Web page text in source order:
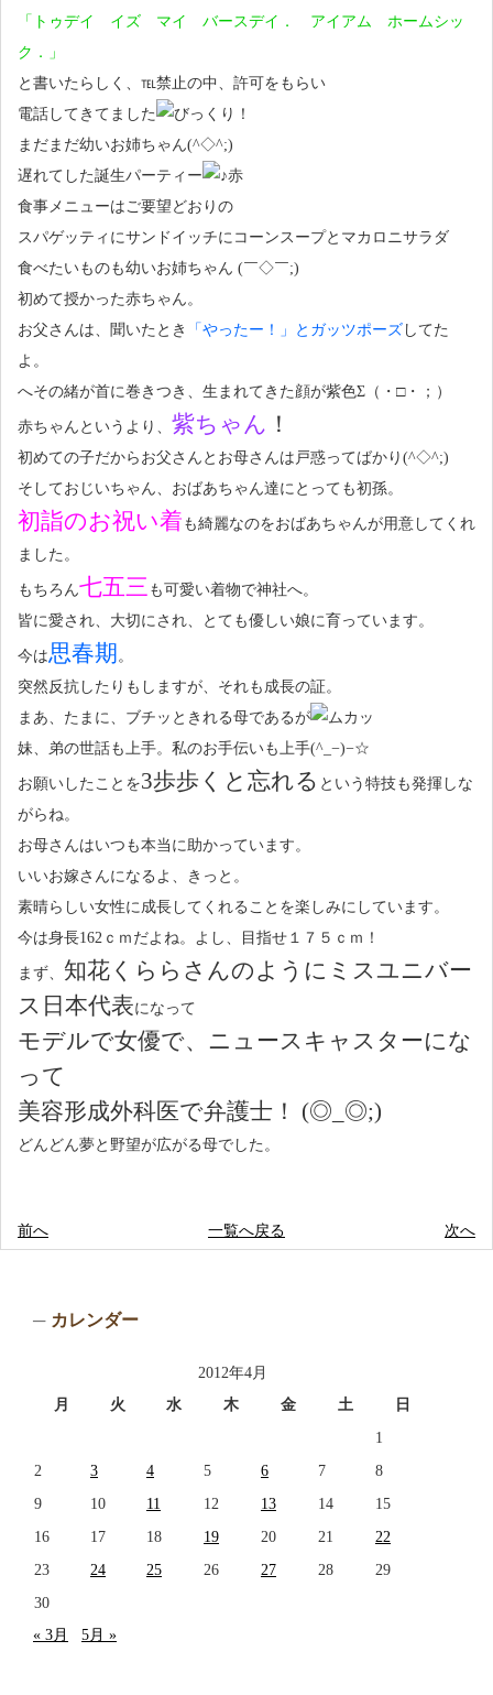
「トゥデイ イズ マイ バースデイ． アイアム ホームシッ
ク．」
と書いたらしく、℡禁止の中、許可をもらい
電話してきてました
まだまだ幼いお姉ちゃん(^◇^;)
遅れてした誕生パーティー
食事メニューはご要望どおりの
スパゲッティにサンドイッチにコーンスープとマカロニサラダ
食べたいものも幼いお姉ちゃん (￣◇￣;)
初めて授かった赤ちゃん。
お父さんは、聞いたとき
「やったー！」とガッツポーズ してた
よ。
へその緒が首に巻きつき、生まれてきた顔が紫色Σ（・□・；）
赤ちゃんというより、 紫ちゃん ！
初めての子だからお父さんとお母さんは戸惑ってばかり(^◇^;)
そしておじいちゃん、おばあちゃん達にとっても初孫。
初詣のお祝い着 も綺麗なのをおばあちゃんが用意してくれ
ました。
もちろん七五三 も可愛い着物で神社へ。
皆に愛され、大切にされ、とても優しい娘に育っています。
今は思春期 。
突然反抗したりもしますが、それも成長の証。
まあ、たまに、ブチッときれる母であるが
妹、弟の世話も上手。私のお手伝いも上手(^_−)−☆
お願いしたことを3歩歩くと忘れる という特技も発揮しな
がらね。
お母さんはいつも本当に助かっています。
いいお嫁さんになるよ、きっと。
素晴らしい女性に成長してくれることを楽しみにしています。
今は身長162ｃｍだよね。よし、目指せ１７５ｃｍ！
まず、 知花くららさんのようにミスユニバー
ス日本代表になって
モデルで女優で、ニュースキャスターにな
って
美容形成外科医で弁護士！ (◎_◎;)
どんどん夢と野望が広がる母でした。
前へ 一覧へ戻る 次へ
カレンダー
2012年4月
月
火 水 木 金 土
日
1
2
3 4 5 6 7
8
9
10 11 12 13 14
15
16
17 18 19 20 21
22
23
24 25 26 27 28
29
30
« 3月
5月 »